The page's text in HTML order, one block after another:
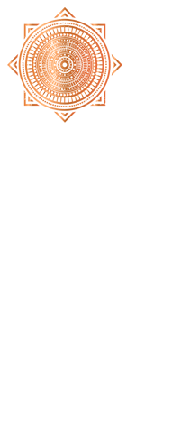
contenido